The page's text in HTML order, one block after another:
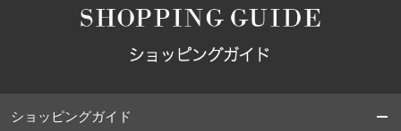
ショッピングガイド